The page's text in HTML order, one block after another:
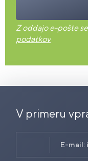
Z oddajo e-pošte
podatkov
V primeru
E-mail: